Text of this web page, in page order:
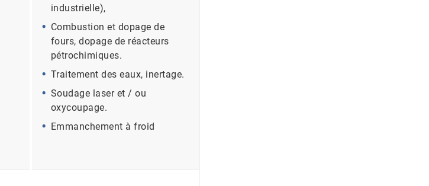
industrielle),
Combustion et dopage de
fours, dopage de réacteurs
pétrochimiques.
Traitement des eaux, inertage.
Soudage laser et / ou
oxycoupage.
Emmanchement à froid